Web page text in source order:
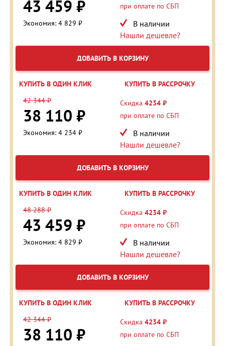
43 459 ₽
Экономия: 4 829 ₽
при оплате по СБП
В наличии
Нашли дешевле?
ДОБАВИТЬ В КОРЗИНУ
КУПИТЬ В ОДИН КЛИК
КУПИТЬ В РАССРОЧКУ
42 344 ₽
38 110 ₽
Экономия: 4 234 ₽
Скидка 4234 ₽
при оплате по СБП
В наличии
Нашли дешевле?
ДОБАВИТЬ В КОРЗИНУ
КУПИТЬ В ОДИН КЛИК
КУПИТЬ В РАССРОЧКУ
48 288 ₽
43 459 ₽
Экономия: 4 829 ₽
Скидка 4234 ₽
при оплате по СБП
В наличии
Нашли дешевле?
ДОБАВИТЬ В КОРЗИНУ
КУПИТЬ В ОДИН КЛИК
КУПИТЬ В РАССРОЧКУ
42 344 ₽
38 110 ₽
Скидка 4234 ₽
при оплате по СБП